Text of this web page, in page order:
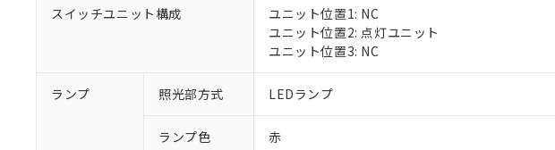
スイッチユニット構成
ユニット位置1: NC
ユニット位置2: 点灯ユニット
ユニット位置3: NC
ランプ 照光部方式 LEDランプ
ランプ色 赤
※1 対応状況